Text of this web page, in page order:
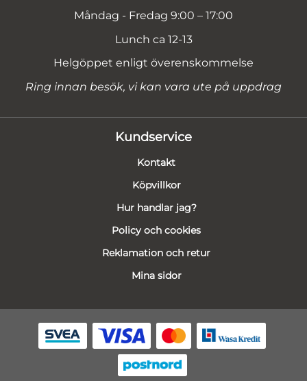
Måndag - Fredag 9:00 – 17:00
Lunch ca 12-13
Helgöppet enligt överenskommelse
Ring innan besök, vi kan vara ute på uppdrag
Kundservice
Kontakt
Köpvillkor
Hur handlar jag?
Policy och cookies
Reklamation och retur
Mina sidor